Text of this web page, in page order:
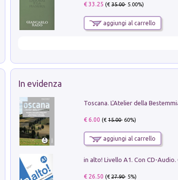
€ 33.25 (€35.00- 5.00%)
aggiungi al carrello
In evidenza
Toscana. L'Atelier della
€ 6.00 (€15.00- 60%)
aggiungi al carrello
€ 26.50 (€27.90- 5%)